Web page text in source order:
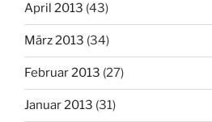
April 2013 (43)
März 2013 (34)
Februar 2013 (27)
Januar 2013 (31)